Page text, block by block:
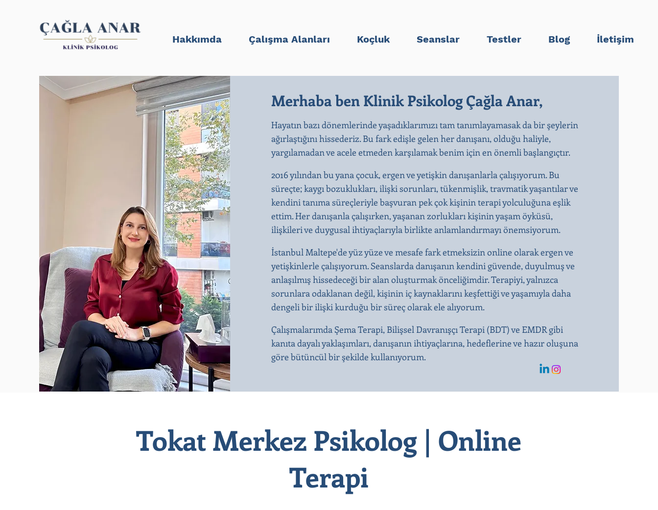
Hakkımda Çalışma Alanları Koçluk Seanslar Testler Blog İletişim
Merhaba ben Klinik Psikolog Çağla Anar,
Hayatın bazı dönemlerinde yaşadıklarımızı tam tanımlayamasak da bir şeylerin
ağırlaştığını hissederiz. Bu fark edişle gelen her danışanı, olduğu haliyle,
yargılamadan ve acele etmeden karşılamak benim için en önemli başlangıçtır.​
2016 yılından bu yana çocuk, ergen ve yetişkin danışanlarla çalışıyorum. Bu
süreçte; kaygı bozuklukları, ilişki sorunları, tükenmişlik, travmatik yaşantılar ve
kendini tanıma süreçleriyle başvuran pek çok kişinin terapi yolculuğuna eşlik
ettim. Her danışanla çalışırken, yaşanan zorlukları kişinin yaşam öyküsü,
ilişkileri ve duygusal ihtiyaçlarıyla birlikte anlamlandırmayı önemsiyorum.
İstanbul Maltepe'de yüz yüze ve mesafe fark etmeksizin online olarak ergen ve
yetişkinlerle çalışıyorum. Seanslarda danışanın kendini güvende, duyulmuş ve
anlaşılmış hissedeceği bir alan oluşturmak önceliğimdir. Terapiyi, yalnızca
sorunlara odaklanan değil, kişinin iç kaynaklarını keşfettiği ve yaşamıyla daha
dengeli bir ilişki kurduğu bir süreç olarak ele alıyorum.
Çalışmalarımda Şema Terapi, Bilişsel Davranışçı Terapi (BDT) ve EMDR gibi
kanıta dayalı yaklaşımları, danışanın ihtiyaçlarına, hedeflerine ve hazır oluşuna
göre bütüncül bir şekilde kullanıyorum.
Tokat Merkez Psikolog | Online
Terapi